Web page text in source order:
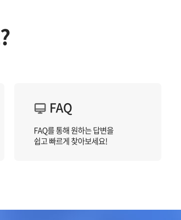
FAQ
FAQ를 통해 원하는 답변을
쉽고 빠르게 찾아보세요!